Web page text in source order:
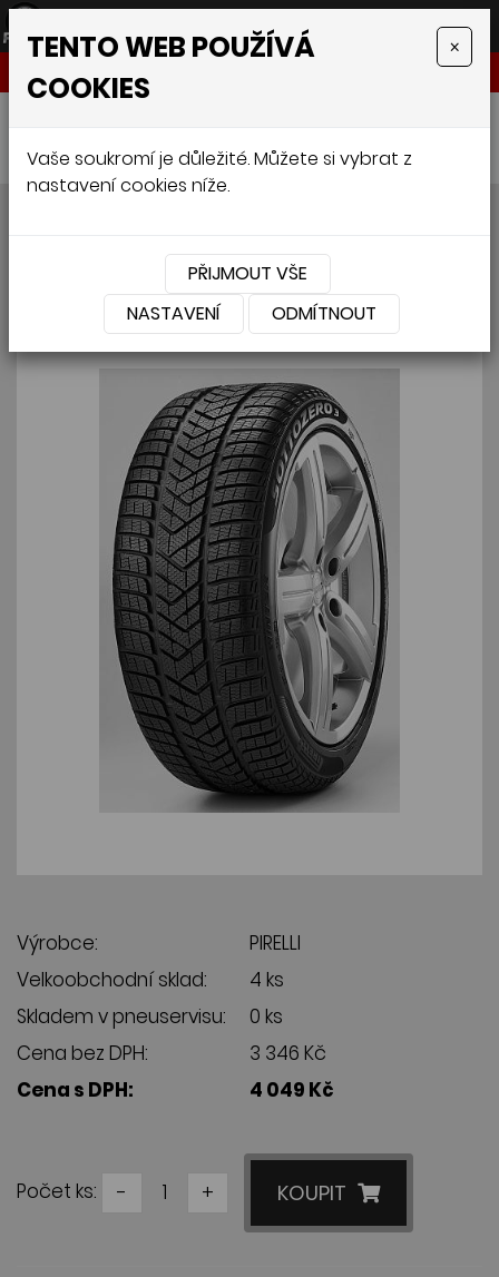
PIRELLI WINTER SOTTOZERO 3 215/45 R17 91H
3 215/45 R17 91H
Výrobce:
PIRELLI
Velkoobchodní sklad:
4 ks
Skladem v pneuservisu:
0 ks
Cena bez DPH:
3 346 Kč
Cena s DPH:
4 049 Kč
Počet ks: - + KOUPIT
TENTO WEB POUŽÍVÁ
COOKIES
×
Vaše soukromí je důležité. Můžete si vybrat z
nastavení cookies níže.
PŘIJMOUT VŠE
NASTAVENÍ
ODMÍTNOUT